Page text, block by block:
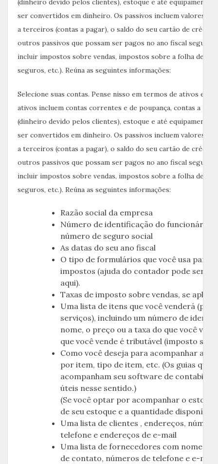
(dinheiro devido pelos clientes), estoque e até equipamentos
ser convertidos em dinheiro. Os passivos incluem valores
a terceiros (contas a pagar), o saldo do seu cartão de crédito
outros passivos que possam ser pagos no ano fiscal
incluir impostos sobre vendas, impostos sobre a folha de
seguros, etc.). Reúna as seguintes informações:
Selecione suas contas. Pense nisso em termos de ativos e
ativos incluem contas correntes e de poupança, contas a
(dinheiro devido pelos clientes), estoque e até equipamentos
ser convertidos em dinheiro. Os passivos incluem valores
a terceiros (contas a pagar), o saldo do seu cartão de crédito
outros passivos que possam ser pagos no ano fiscal
incluir impostos sobre vendas, impostos sobre a folha de
seguros, etc.). Reúna as seguintes informações:
Razão social da empresa
Número de identificação do funcionário
número de seguro social
As datas do seu ano fiscal
O tipo de formulários que você usa para
impostos (ajuda do contador pode ser
aqui).
Taxas de imposto sobre vendas, se
Uma lista de itens que você venderá
serviços), incluindo um número de
nome, o preço ou a taxa do que você
que você vende é tributável (imposto
Como você deseja para acompanhar as
por item, tipo de item, etc. (Os guias que
acompanham seu software de
úteis nesse sentido.)
(Se você optar por acompanhar o
de seu estoque e a quantidade disponível
Uma lista de clientes , endereços,
telefone e endereços de e-mail
Uma lista de fornecedores com nomes e
de contato, números de telefone e e-mail